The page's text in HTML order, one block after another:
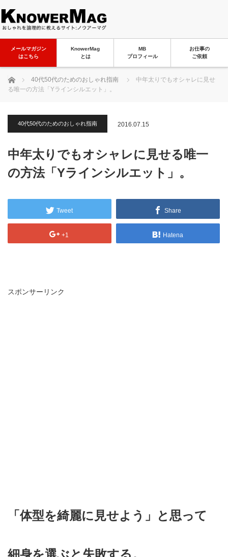
メールマガジン
はこちら
KnowerMag
とは
MB
プロフィール
お仕事の
ご依頼
ホーム 40代50代のためのおしゃれ指南
中年太りでもオシャレに見せ
る唯一の方法「Yラインシルエット」。
40代50代のためのおしゃれ指南 2016.07.15
中年太りでもオシャレに見せる唯一
の方法「Yラインシルエット」。
Tweet Share
+1 Hatena
スポンサーリンク
「体型を綺麗に見せよう」と思って